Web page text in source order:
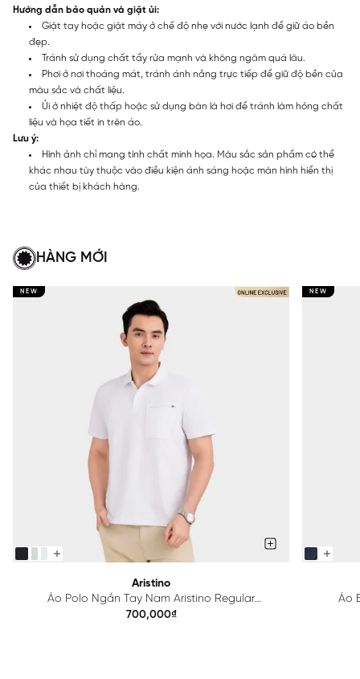
Hướng dẫn bảo quản và giặt ủi:
Giặt tay hoặc giặt máy ở chế độ nhẹ với nước lạnh để giữ áo bền
đẹp.
Tránh sử dụng chất tẩy rửa mạnh và không ngâm quá lâu.
Phơi ở nơi thoáng mát, tránh ánh nắng trực tiếp để giữ độ bền của
màu sắc và chất liệu.
Ủi ở nhiệt độ thấp hoặc sử dụng bàn là hơi để tránh làm hỏng chất
liệu và họa tiết in trên áo.
Lưu ý:
Hình ảnh chỉ mang tính chất minh họa. Màu sắc sản phẩm có thể
khác nhau tùy thuộc vào điều kiện ánh sáng hoặc màn hình hiển thị
của thiết bị khách hàng.
HÀNG MỚI
NEW
Aristino
Áo Polo Ngắn Tay Nam Aristino Regular
APS615EDP01
700,000₫
NEW
Áo